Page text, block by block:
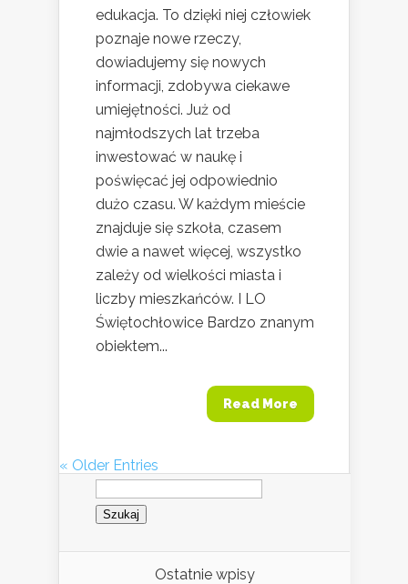
edukacja. To dzięki niej człowiek
poznaje nowe rzeczy,
dowiadujemy się nowych
informacji, zdobywa ciekawe
umiejętności. Już od
najmłodszych lat trzeba
inwestować w naukę i
poświęcać jej odpowiednio
dużo czasu. W każdym mieście
znajduje się szkoła, czasem
dwie a nawet więcej, wszystko
zależy od wielkości miasta i
liczby mieszkańców. I LO
Świętochłowice Bardzo znanym
obiektem...
Read More
« Older Entries
Szukaj:
Ostatnie wpisy